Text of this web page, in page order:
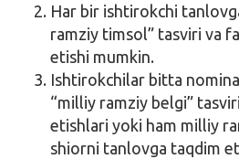
Har bir ishtirokchi
ramziy timsol” tasviri va
etishi mumkin.
Ishtirokchilar bitta
“milliy ramziy belgi”
etishlari yoki ham milliy
shiorni tanlovga taqdim